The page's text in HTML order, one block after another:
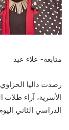
متابعة- علاء عيد
رصدت داليا
الدراسي الثاني